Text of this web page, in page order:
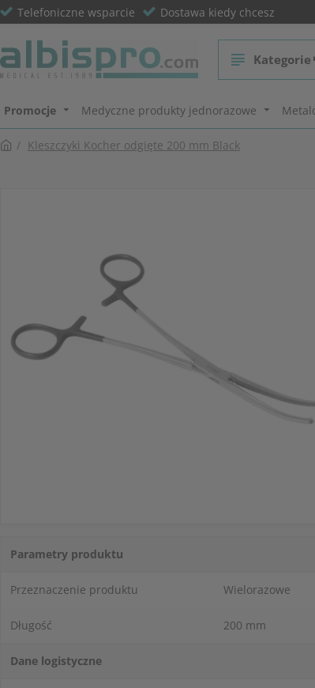
Telefoniczne wsparcie Dostawa kiedy chcesz
Kategorie
Promocje Medyczne produkty jednorazowe
Kleszczyki Kocher odgięte 200 mm Black
Parametry produktu
Przeznaczenie produktu Wielorazowe
Długość 200 mm
Dane logistyczne